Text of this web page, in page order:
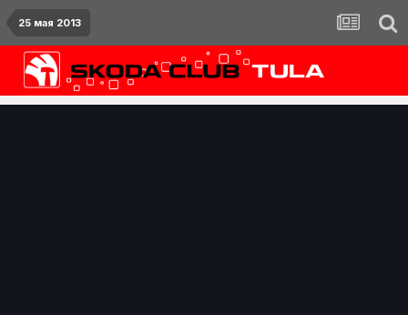
25 мая 2013